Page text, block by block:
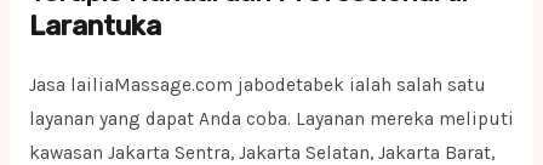
Larantuka
Jasa lailiaMassage.com jabodetabek ialah salah satu
layanan yang dapat Anda coba. Layanan mereka meliputi
kawasan Jakarta Sentra, Jakarta Selatan, Jakarta Barat,